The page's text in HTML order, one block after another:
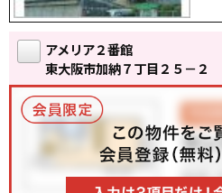
アメリア２番館
東大阪市加納７丁目２５－２